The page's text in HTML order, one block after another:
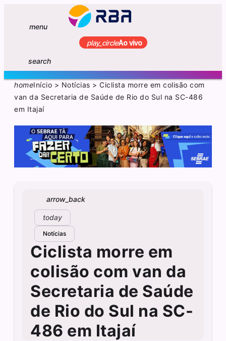
menu
play_circleAo vivo
search
homeInício > Notícias >Ciclista morre em colisão com
van da Secretaria de Saúde de Rio do Sul na SC-486
em Itajaí
arrow_back
today
Notícias
Ciclista morre em
colisão com van da
Secretaria de Saúde
de Rio do Sul na SC-
486 em Itajaí